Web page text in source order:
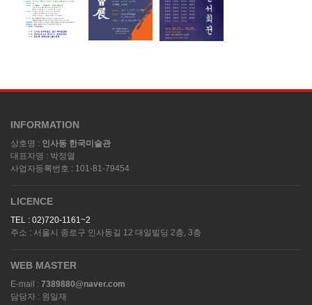
INFORMATION
상호명 : 인사동 한국미술관
대표자명 : 박정열
사업자등록번호 : 101-81-79454
LICENCE
TEL : 02)720-1161~2
주소 : 서울시 종로구 인사동길 12 대일빌딩 2층, 3층
WEB MASTER
E-mail : 7389880@naver.com
담당자 : 원일재